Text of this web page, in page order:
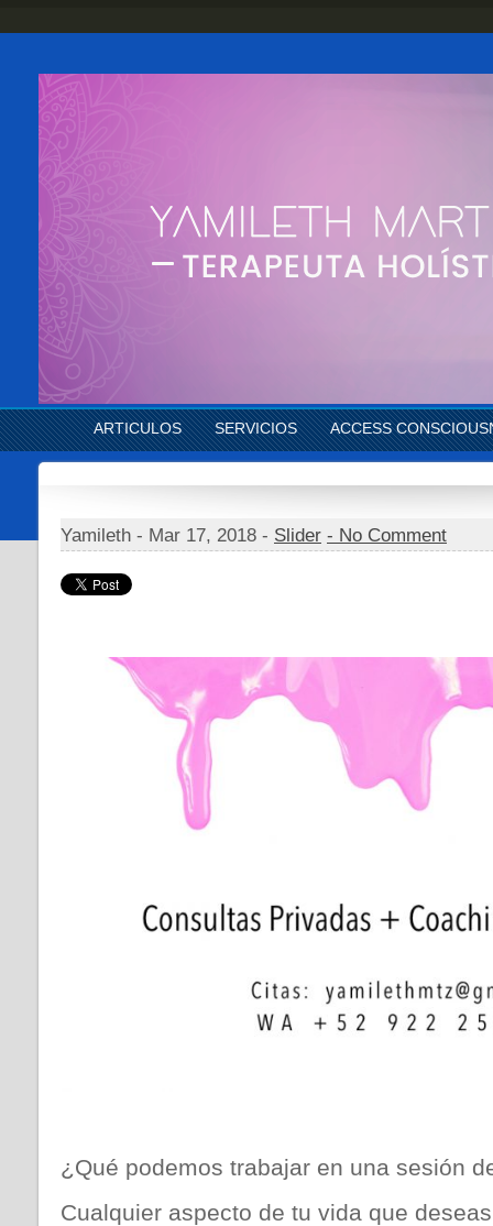
ARTICULOS SERVICIOS ACCESS
Yamileth - Mar 17, 2018 - Slider - No Comment
¿Qué podemos trabajar en una sesión
Cualquier aspecto de tu vida que